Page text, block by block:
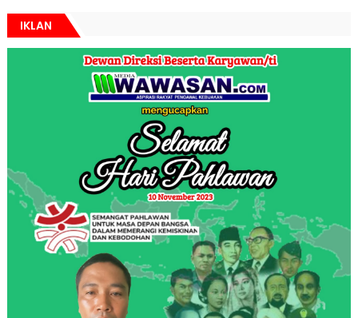
IKLAN